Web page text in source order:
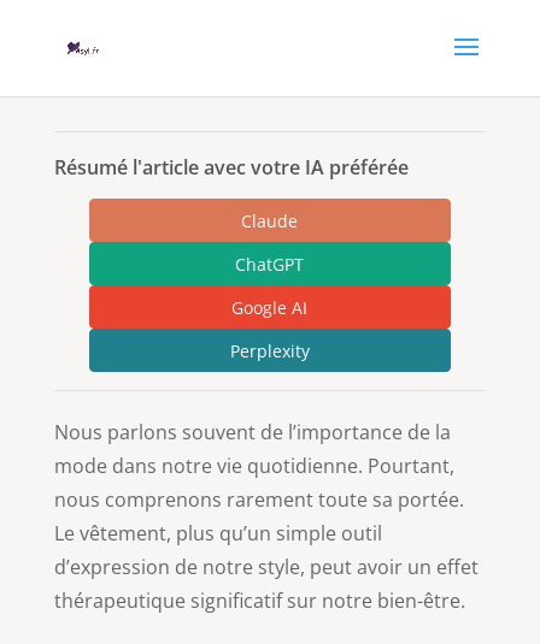
Résumé l'article avec votre IA préférée
Claude
ChatGPT
Google AI
Perplexity
Nous parlons souvent de l’importance de la
mode dans notre vie quotidienne. Pourtant,
nous comprenons rarement toute sa portée.
Le vêtement, plus qu’un simple outil
d’expression de notre style, peut avoir un effet
thérapeutique significatif sur notre bien-être.